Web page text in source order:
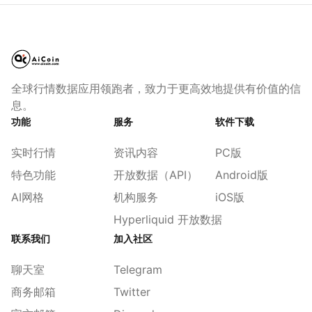
全球行情数据应用领跑者，致力于更高效地提供有价值的信
息。
功能
实时行情
特色功能
AI网格
服务
资讯内容
开放数据（API）
机构服务
Hyperliquid 开放数据
软件下载
PC版
Android版
iOS版
联系我们
聊天室
商务邮箱
加入社区
Telegram
Twitter